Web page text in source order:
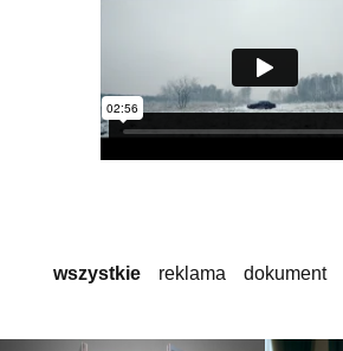
wszystkie reklama dokument